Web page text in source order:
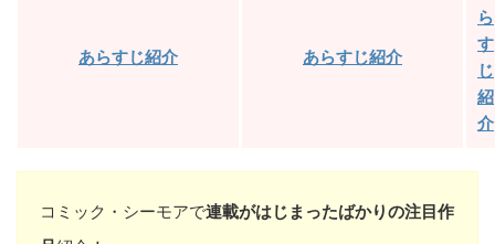
あらすじ紹介 あらすじ紹介
ら
す
じ
紹
介
コミック・シーモアで連載がはじまったばかりの注目作